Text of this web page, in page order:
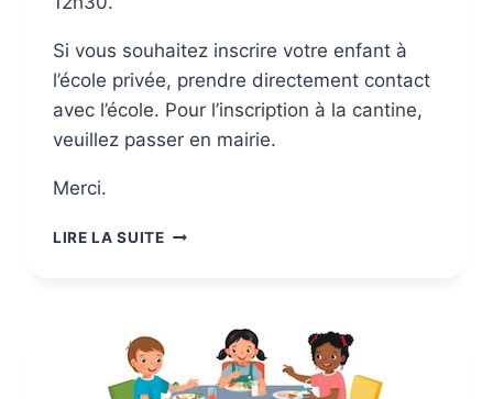
Si vous souhaitez inscrire votre enfant à
l’école privée, prendre directement contact
avec l’école. Pour l’inscription à la cantine,
veuillez passer en mairie.
Merci.
LIRE LA SUITE